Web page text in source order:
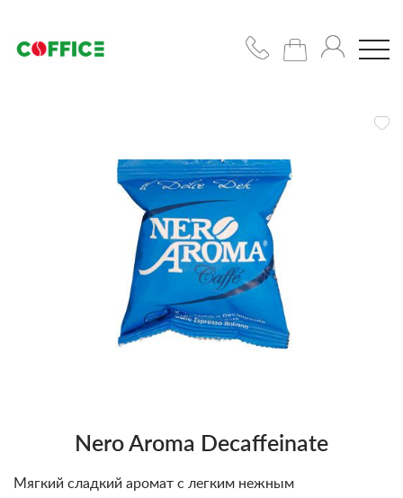
Nero Aroma Decaffeinate
Мягкий сладкий аромат с легким нежным
Чашки/
сиропы
Подобрать
Условия